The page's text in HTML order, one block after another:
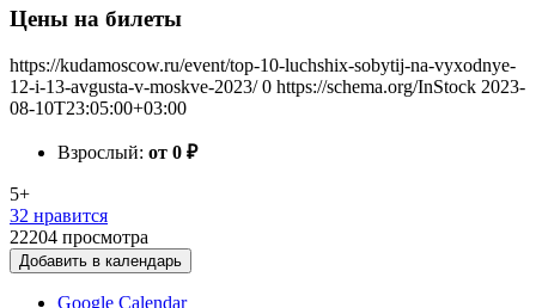
Цены на билеты
https://kudamoscow.ru/event/top-10-luchshix-sobytij-na-vyxodnye-
12-i-13-avgusta-v-moskve-2023/ 0 https://schema.org/InStock 2023-
08-10T23:05:00+03:00
Взрослый: от 0 ₽
5+
32 нравится
22204 просмотра
Добавить в календарь
Google Calendar